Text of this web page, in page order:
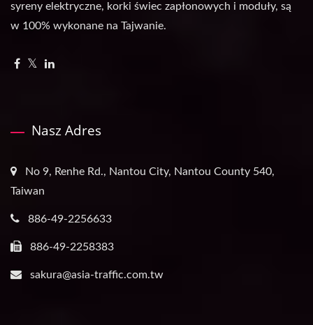
syreny elektryczne, korki świec zapłonowych i moduły, są
w 100% wykonane na Tajwanie.
Nasz Adres
No 9, Renhe Rd., Nantou City, Nantou County 540,
Taiwan
886-49-2256633
886-49-2258383
sakura@asia-traffic.com.tw